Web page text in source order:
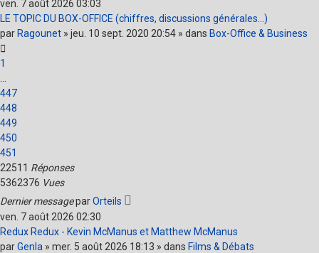
ven. 7 août 2026 03:03
LE TOPIC DU BOX-OFFICE (chiffres, discussions générales...)
par Ragounet » jeu. 10 sept. 2020 20:54 » dans Box-Office & Business
1
447
448
449
450
451
22511 Réponses
5362376 Vues
Dernier messageparOrteils
ven. 7 août 2026 02:30
Redux Redux - Kevin McManus et Matthew McManus
parGenla » mer. 5 août 2026 18:13 » dans Films & Débats